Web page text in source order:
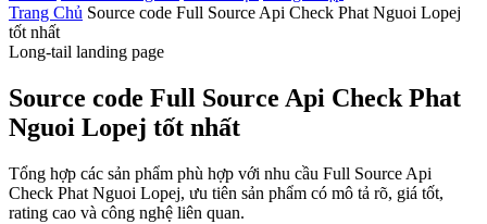
Trang Chủ Source code Full Source Api Check Phat Nguoi Lopej
tốt nhất
Long-tail landing page
Source code Full Source Api Check Phat
Nguoi Lopej tốt nhất
Tổng hợp các sản phẩm phù hợp với nhu cầu Full Source Api
Check Phat Nguoi Lopej, ưu tiên sản phẩm có mô tả rõ, giá tốt,
rating cao và công nghệ liên quan.